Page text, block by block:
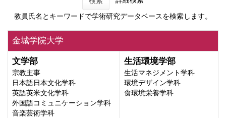
教員氏名とキーワードで学術研究データベースを検索します。
金城学院大学
文学部
宗教主事
日本語日本文化学科
英語英米文化学科
外国語コミュニケーション学科
音楽芸術学科
生活環境学部
生活マネジメント学科
環境デザイン学科
食環境栄養学科